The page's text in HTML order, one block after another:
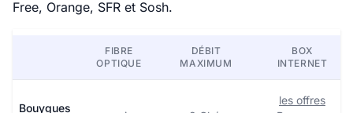
Free, Orange, SFR et Sosh.
FIBRE
OPTIQUE
DÉBIT
MAXIMUM
BOX
INTERNET
Bouygues
les offres